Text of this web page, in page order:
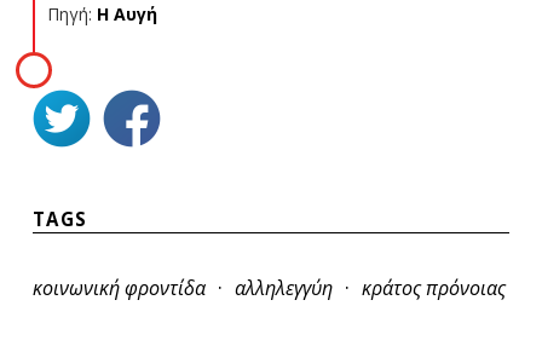
Πηγή: Η Αυγή
TAGS
κοινωνική φροντίδα · αλληλεγγύη · κράτος πρόνοιας